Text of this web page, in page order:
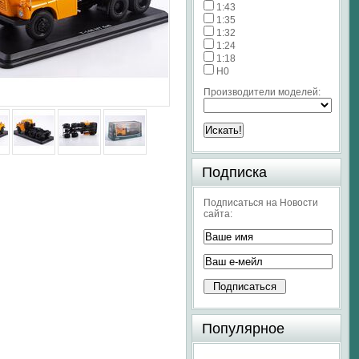
1:43
1:35
1:32
1:24
1:18
H0
Производители моделей:
Подписка
Подписаться на Новости
сайта:
Популярное